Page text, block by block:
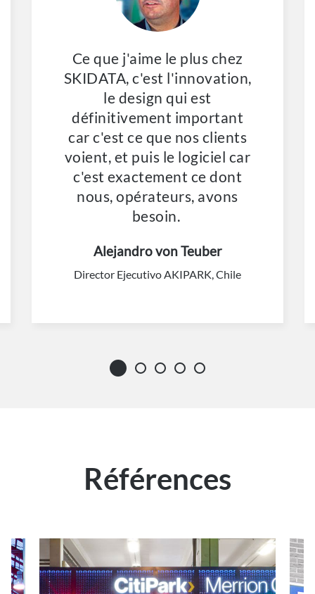
Ce que j'aime le plus chez
SKIDATA, c'est l'innovation,
le design qui est
définitivement important
car c'est ce que nos clients
voient, et puis le logiciel car
c'est exactement ce dont
nous, opérateurs, avons
besoin.
Alejandro von Teuber
Director Ejecutivo AKIPARK, Chile
Références